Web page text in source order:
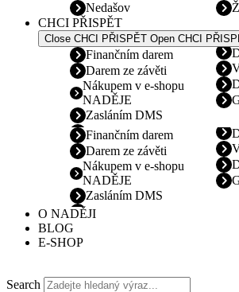
Nedašov
CHCI PŘISPĚT
Close CHCI PŘISPĚT Open CHCI
Finančním darem
Darem ze závěti
Nákupem v e-shopu
NADĚJE
Zasláním DMS
Finančním darem
Darem ze závěti
Nákupem v e-shopu
NADĚJE
Zasláním DMS
O NADĚJI
BLOG
E-SHOP
Search